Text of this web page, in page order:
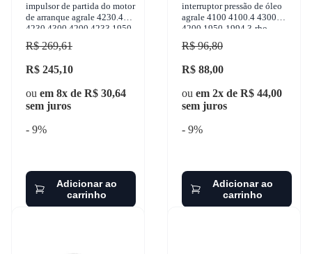
impulsor de partida do motor
de arranque agrale 4230.4
4230 4300 4200 4233 1950-
1999 zen - 0163
R$ 269,61
R$ 245,10
ou em 8x de R$ 30,64
sem juros
- 9%
Adicionar ao
carrinho
interruptor pressão de óleo
agrale 4100 4100.4 4300
4200 1950-1994 3-rho -
3337
R$ 96,80
R$ 88,00
ou em 2x de R$ 44,00
sem juros
- 9%
Adicionar ao
carrinho